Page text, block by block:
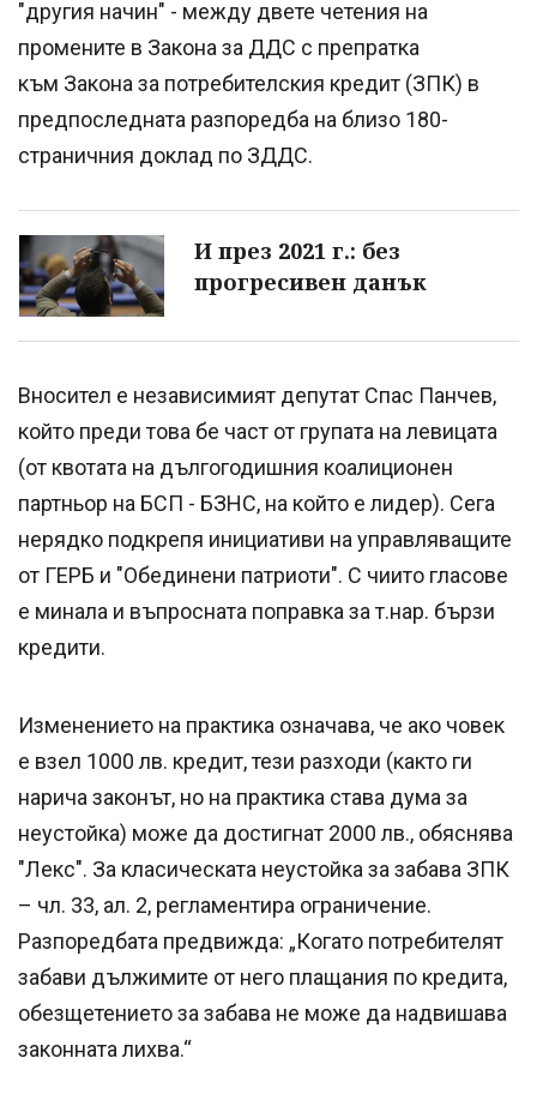
"другия начин" - между двете четения на
промените в Закона за ДДС с препратка
към Закона за потребителския кредит (ЗПК) в
предпоследната разпоредба на близо 180-
страничния доклад по ЗДДС.
И през 2021 г.: без
прогресивен данък
Вносител е независимият депутат Спас Панчев,
който преди това бе част от групата на левицата
(от квотата на дългогодишния коалиционен
партньор на БСП - БЗНС, на който е лидер). Сега
нерядко подкрепя инициативи на управляващите
от ГЕРБ и "Обединени патриоти". С чиито гласове
е минала и въпросната поправка за т.нар. бързи
кредити.
Изменението на практика означава, че ако човек
е взел 1000 лв. кредит, тези разходи (както ги
нарича законът, но на практика става дума за
неустойка) може да достигнат 2000 лв., обяснява
"Лекс". За класическата неустойка за забава ЗПК
– чл. 33, ал. 2, регламентира ограничение.
Разпоредбата предвижда: „Когато потребителят
забави дължимите от него плащания по кредита,
обезщетението за забава не може да надвишава
законната лихва.“